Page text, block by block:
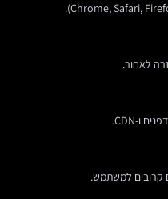
לאחור.
קרובים למשתמש.